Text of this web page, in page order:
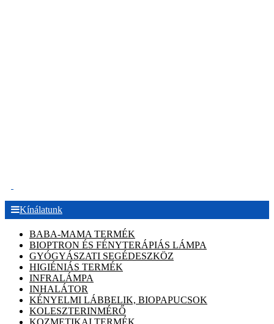
Kínálatunk
BABA-MAMA TERMÉK
BIOPTRON ÉS FÉNYTERÁPIÁS LÁMPA
GYÓGYÁSZATI SEGÉDESZKÖZ
HIGIÉNIÁS TERMÉK
INFRALÁMPA
INHALÁTOR
KÉNYELMI LÁBBELIK, BIOPAPUCSOK
KOLESZTERINMÉRŐ